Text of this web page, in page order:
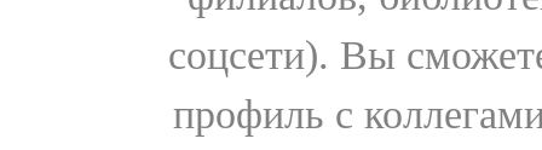
соцсети). Вы
профиль с